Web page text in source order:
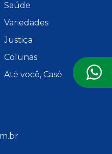
Saúde
Variedades
Justiça
Colunas
Até você, Casé